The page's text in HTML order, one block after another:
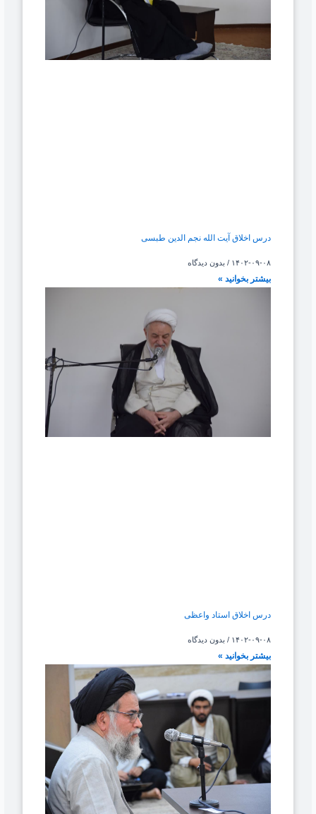
درس اخلاق آیت الله نجم الدین طبسی
۱۴۰۲-۰۹-۰۸ بدون دیدگاه
بیشتر بخوانید »
درس اخلاق استاد واعظی
۱۴۰۲-۰۹-۰۸ بدون دیدگاه
بیشتر بخوانید »